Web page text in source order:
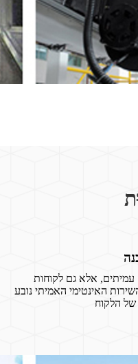
האינטימי האמיתי נובע